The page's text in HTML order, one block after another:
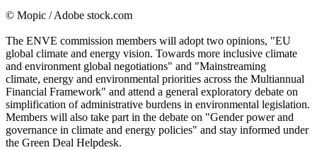
© Mopic / Adobe stock.com
The ENVE commission members will adopt two opinions, "EU
global climate and energy vision. Towards more inclusive climate
and environment global negotiations" and "Mainstreaming
climate, energy and environmental priorities across the Multiannual
Financial Framework" and attend a general exploratory debate on
simplification of administrative burdens in environmental legislation.
Members will also take part in the debate on "Gender power and
governance in climate and energy policies" and stay informed under
the Green Deal Helpdesk.